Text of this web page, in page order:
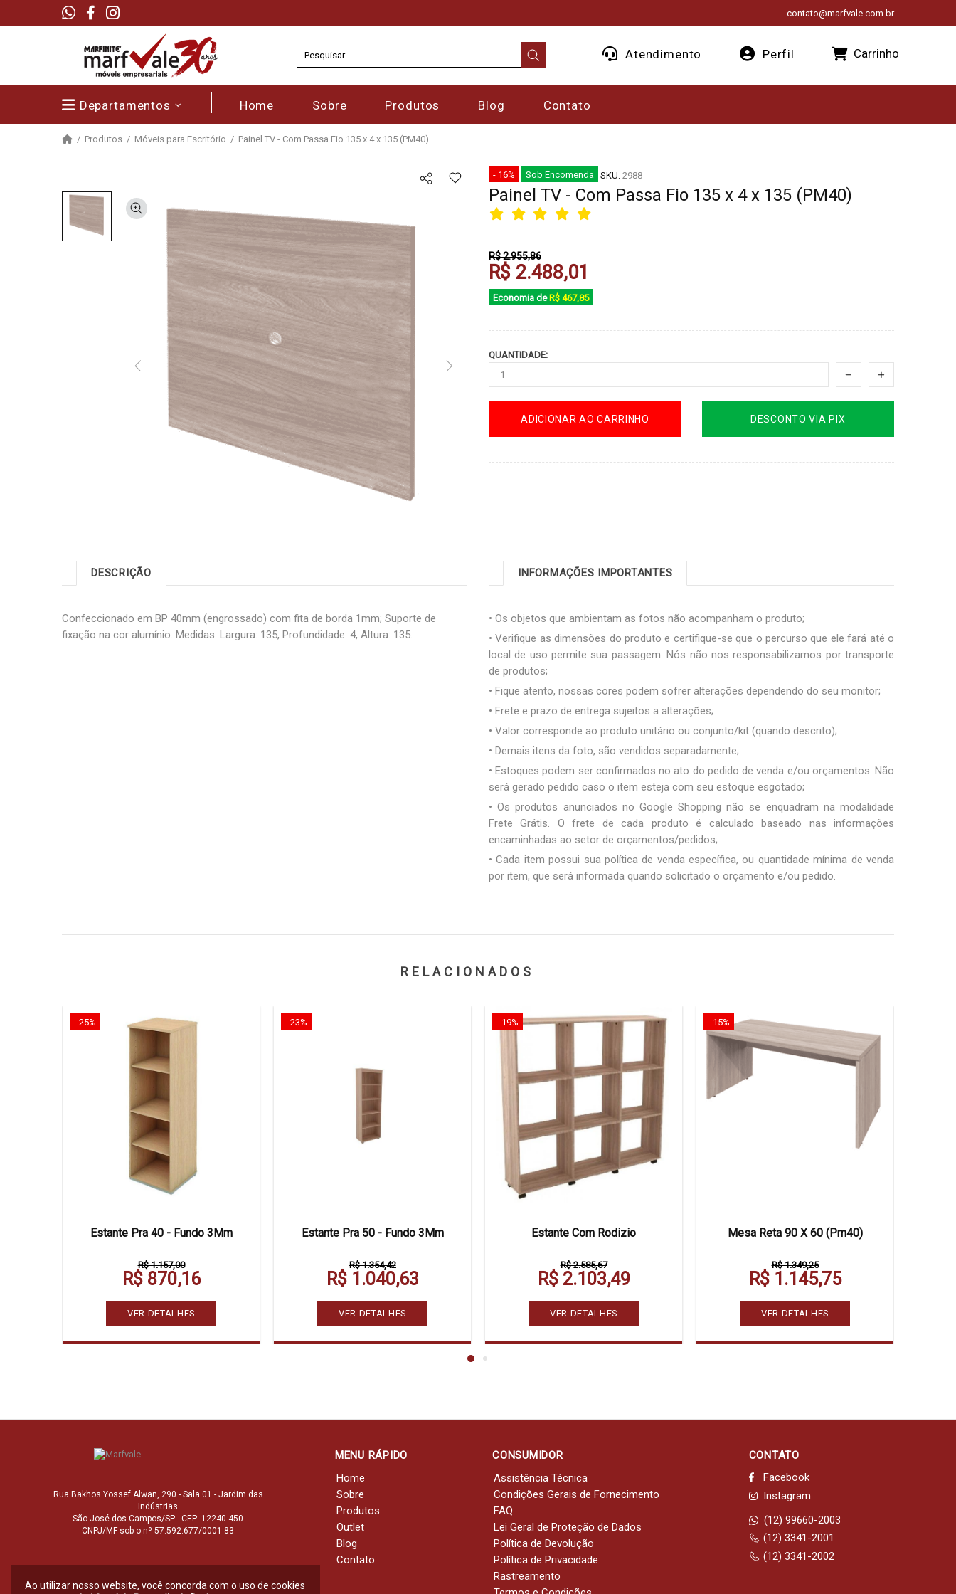
contato@marfvale.com.br
Atendimento Perfil Carrinho
Departamentos Home Sobre Produtos Blog Contato
Produtos Móveis para Escritório Painel TV - Com Passa Fio 135 x 4 x 135 (PM40)
- 16% Sob Encomenda SKU: 2988
Painel TV - Com Passa Fio 135 x 4 x 135 (PM40)
R$ 2.955,86
R$ 2.488,01
Economia de R$ 467,85
QUANTIDADE:
ADICIONAR AO CARRINHO DESCONTO VIA PIX
DESCRIÇÃO
Confeccionado em BP 40mm (engrossado) com fita de borda 1mm; Suporte de
fixação na cor alumínio. Medidas: Largura: 135, Profundidade: 4, Altura: 135.
INFORMAÇÕES IMPORTANTES
• Os objetos que ambientam as fotos não acompanham o produto;
• Verifique as dimensões do produto e certifique-se que o percurso que ele fará até o
local de uso permite sua passagem. Nós não nos responsabilizamos por transporte
de produtos;
• Fique atento, nossas cores podem sofrer alterações dependendo do seu monitor;
• Frete e prazo de entrega sujeitos a alterações;
• Valor corresponde ao produto unitário ou conjunto/kit (quando descrito);
• Demais itens da foto, são vendidos separadamente;
• Estoques podem ser confirmados no ato do pedido de venda e/ou orçamentos. Não
será gerado pedido caso o item esteja com seu estoque esgotado;
• Os produtos anunciados no Google Shopping não se enquadram na modalidade
Frete Grátis. O frete de cada produto é calculado baseado nas informações
encaminhadas ao setor de orçamentos/pedidos;
• Cada item possui sua política de venda específica, ou quantidade mínima de venda
por item, que será informada quando solicitado o orçamento e/ou pedido.
RELACIONADOS
- 25%
Estante Pra 40 - Fundo 3Mm
R$ 1.157,00
R$ 870,16
VER DETALHES
- 23%
Estante Pra 50 - Fundo 3Mm
R$ 1.354,42
R$ 1.040,63
VER DETALHES
- 19%
Estante Com Rodizio
R$ 2.585,67
R$ 2.103,49
VER DETALHES
- 15%
Mesa Reta 90 X 60 (Pm40)
R$ 1.349,25
R$ 1.145,75
VER DETALHES
Rua Bakhos Yossef Alwan, 290 - Sala 01 - Jardim das
Indústrias
São José dos Campos/SP - CEP: 12240-450
CNPJ/MF sob o nº 57.592.677/0001-83
MENU RÁPIDO
Home
Sobre
Produtos
Outlet
Blog
Contato
CONSUMIDOR
Assistência Técnica
Condições Gerais de Fornecimento
FAQ
Lei Geral de Proteção de Dados
Política de Devolução
Política de Privacidade
Rastreamento
CONTATO
Facebook
Instagram
(12) 99660-2003
(12) 3341-2001
(12) 3341-2002
Ao utilizar nosso website, você concorda com o uso de cookies